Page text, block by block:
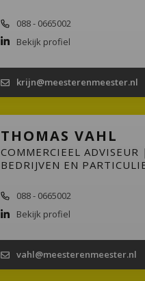
088 - 0665002
Bekijk profiel
krijn@meesterenmeester.nl
THOMAS VAHL
COMMERCIEEL ADVISEUR |
BEDRIJVEN EN
088 - 0665002
Bekijk profiel
vahl@meesterenmeester.nl